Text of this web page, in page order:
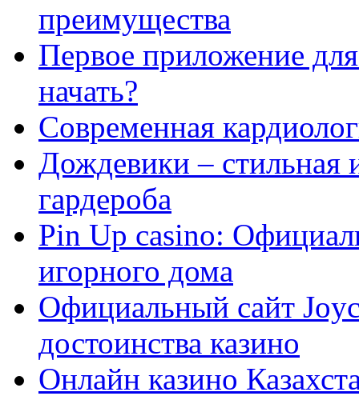
преимущества
Первое приложение
начать?
Современная
Дождевики – стильная
гардероба
Pin Up casino:
игорного дома
Официальный сайт
достоинства казино
Онлайн казино